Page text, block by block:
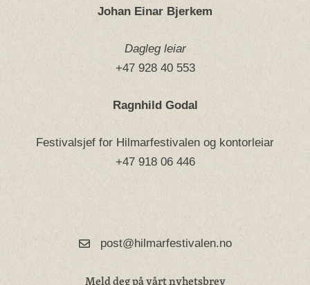
Johan Einar Bjerkem
Dagleg leiar
+47 928 40 553
Ragnhild Godal
Festivalsjef for Hilmarfestivalen og kontorleiar
+47 918 06 446
post@hilmarfestivalen.no
Meld deg på vårt nyhetsbrev